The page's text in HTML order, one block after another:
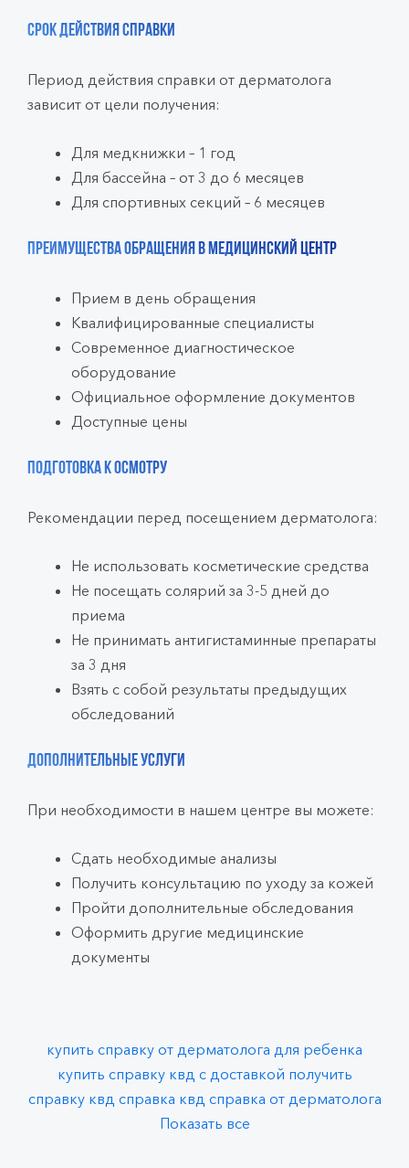
Срок действия справки
Период действия справки от дерматолога
зависит от цели получения:
Для медкнижки – 1 год
Для бассейна – от 3 до 6 месяцев
Для спортивных секций – 6 месяцев
Преимущества обращения в медицинский центр
Прием в день обращения
Квалифицированные специалисты
Современное диагностическое
оборудование
Официальное оформление документов
Доступные цены
Подготовка к осмотру
Рекомендации перед посещением дерматолога:
Не использовать косметические средства
Не посещать солярий за 3-5 дней до
приема
Не принимать антигистаминные препараты
за 3 дня
Взять с собой результаты предыдущих
обследований
Дополнительные услуги
При необходимости в нашем центре вы можете:
Сдать необходимые анализы
Получить консультацию по уходу за кожей
Пройти дополнительные обследования
Оформить другие медицинские
документы
купить справку от дерматолога для ребенка
купить справку квд с доставкой получить
справку квд справка квд справка от дерматолога
Показать все